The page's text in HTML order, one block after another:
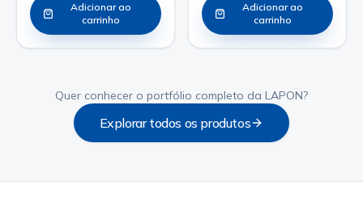
Adicionar ao
carrinho
Adicionar ao
carrinho
Quer conhecer o portfólio completo da LAPON?
Explorar todos os produtos